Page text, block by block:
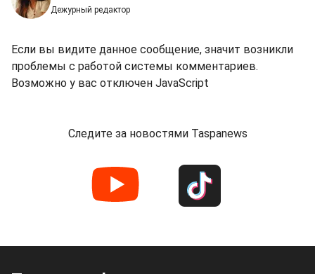
Дежурный редактор
Если вы видите данное сообщение, значит возникли
проблемы с работой системы комментариев.
Возможно у вас отключен JavaScript
Следите за новостями Taspanews